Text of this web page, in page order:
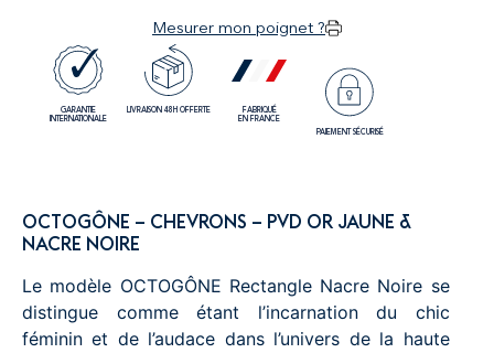
Mesurer mon poignet ?
GARANTIE
INTERNATIONALE
LIVRAISON 48H OFFERTE
FABRIQUÉ
EN FRANCE
PAIEMENT SÉCURISÉ
OCTOGÔNE – CHEVRONS – PVD OR JAUNE &
NACRE NOIRE
Le modèle OCTOGÔNE Rectangle Nacre Noire se
distingue comme étant l’incarnation du chic
féminin et de l’audace dans l’univers de la haute